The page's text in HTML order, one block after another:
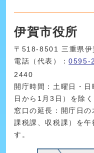
伊賀市役所
〒518-8501 三重県
電話（代表）：0595-
2440
開庁時間：土曜日・
日から1月3日）を除
窓口の延長：開庁日の
課税課、収税課）を
す。